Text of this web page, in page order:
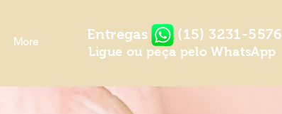
More (15) 3231-5576
Entregas
Ligue ou peça pelo WhatsApp